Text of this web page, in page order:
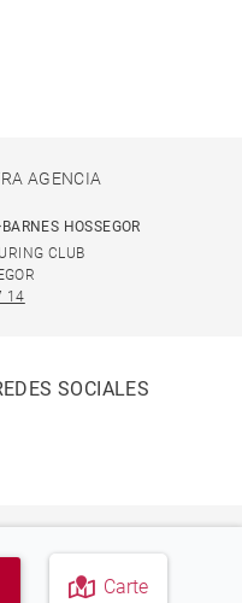
Carte
AGENCIA
HOSSEGOR
CLUB
14
SOCIALES
REALTY - BARNES